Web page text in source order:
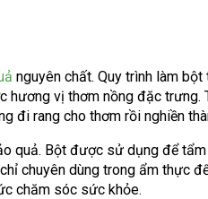
nguyên chất. Quy trình làm
hương vị thơm nồng đặc
đi rang cho thơm rồi nghiền
quả. Bột được sử dụng để
chuyên dùng trong ẩm thực
chăm sóc sức khỏe.